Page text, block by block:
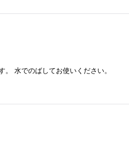
水でのばしてお使いください。